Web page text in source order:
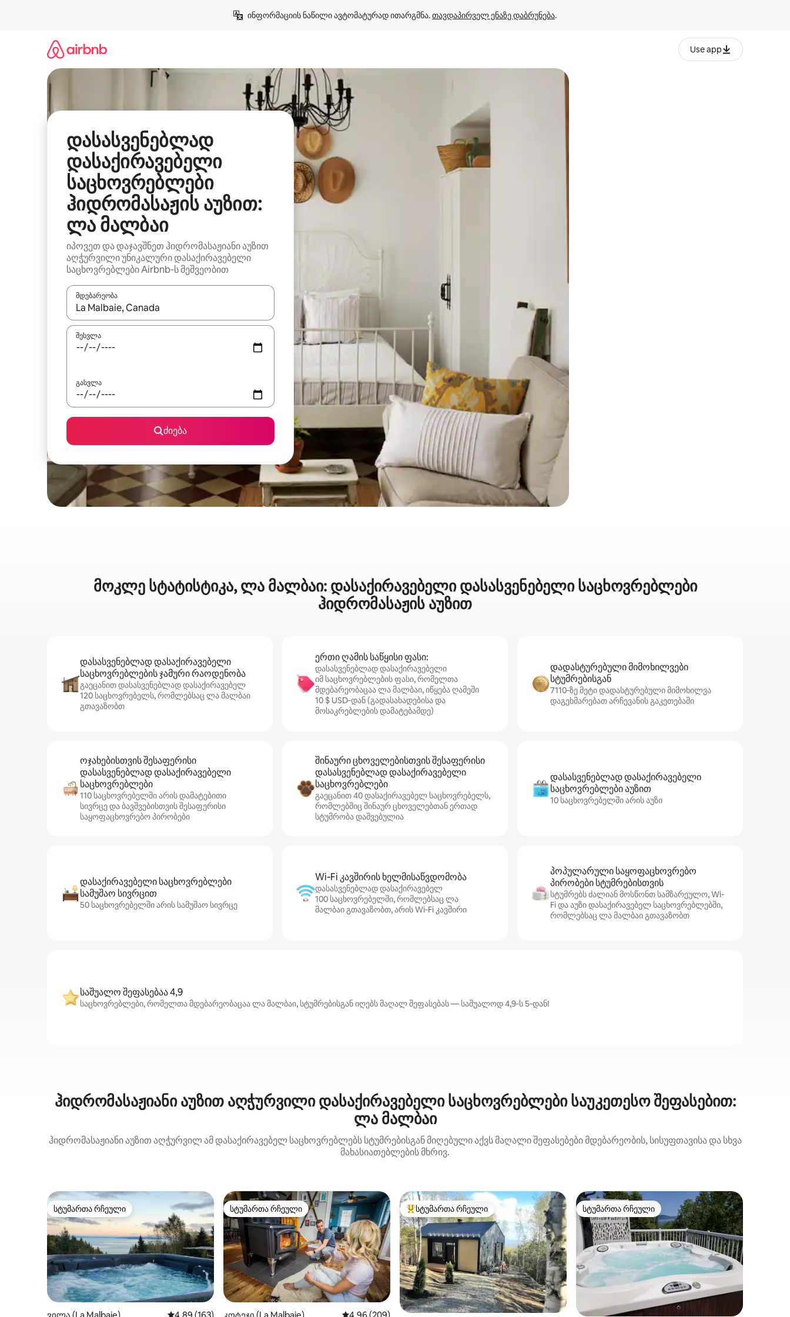
ინფორმაციის ნაწილი ავტომატურად ითარგმნა. თავდაპირველ ენაზე დაბრუნება.
Use app
დასასვენებლად
დასაქირავებელი
საცხოვრებლები
ჰიდრომასაჟის აუზით:
ლა მალბაი
იპოვეთ და დაჯავშნეთ ჰიდრომასაჟიანი აუზით
აღჭურვილი უნიკალური დასაქირავებელი
საცხოვრებლები Airbnb‑ს მეშვეობით
მდებარეობა
როცა შედეგები ხელმისაწვდომი გახდება, ნავიგაციისთვის გამოიყენეთ კლავიშები ზემოთ/ქვემოთ მიმართული ისრებით ან შეხებისა თუ თითის გასმის ჟესტები.
შესვლა
გასვლა
ძიება
მოკლე სტატისტიკა, ლა მალბაი: დასაქირავებელი დასასვენებელი საცხოვრებლები
ჰიდრომასაჟის აუზით
დასასვენებლად დასაქირავებელი
საცხოვრებლების ჯამური რაოდენობა
გაეცანით დასასვენებლად დასაქირავებელ
120 საცხოვრებელს, რომლებსაც ლა მალბაი
გთავაზობთ
ერთი ღამის საწყისი ფასი:
დასასვენებლად დასაქირავებელი
იმ საცხოვრებლების ფასი, რომელთა
მდებარეობაცაა ლა მალბაი, იწყება ღამეში
10 $ USD‑დან (გადასახადებისა და
მოსაკრებლების დამატებამდე)
დადასტურებული მიმოხილვები
სტუმრებისგან
7110‑ზე მეტი დადასტურებული მიმოხილვა
დაგეხმარებათ არჩევანის გაკეთებაში
ოჯახებისთვის შესაფერისი
დასასვენებლად დასაქირავებელი
საცხოვრებლები
110 საცხოვრებელში არის დამატებითი
სივრცე და ბავშვებისთვის შესაფერისი
საყოფაცხოვრებო პირობები
შინაური ცხოველებისთვის შესაფერისი
დასასვენებლად დასაქირავებელი
საცხოვრებლები
გაეცანით 40 დასაქირავებელ საცხოვრებელს,
რომლებშიც შინაურ ცხოველებთან ერთად
სტუმრობა დაშვებულია
დასასვენებლად დასაქირავებელი
საცხოვრებლები აუზით
10 საცხოვრებელში არის აუზი
დასაქირავებელი საცხოვრებლები
სამუშაო სივრცით
50 საცხოვრებელში არის სამუშაო სივრცე
Wi‑Fi კავშირის ხელმისაწვდომობა
დასასვენებლად დასაქირავებელ
100 საცხოვრებელში, რომლებსაც ლა
მალბაი გთავაზობთ, არის Wi‑Fi კავშირი
პოპულარული საყოფაცხოვრებო
პირობები სტუმრებისთვის
სტუმრებს ძალიან მოსწონთ სამზარეულო, Wi-
Fi და აუზი დასაქირავებელ საცხოვრებლებში,
რომლებსაც ლა მალბაი გთავაზობთ
საშუალო შეფასებაა 4,9
საცხოვრებლები, რომელთა მდებარეობაცაა ლა მალბაი, სტუმრებისგან იღებს მაღალ შეფასებას — საშუალოდ 4,9‑ს 5‑დან!
ჰიდრომასაჟიანი აუზით აღჭურვილი დასაქირავებელი საცხოვრებლები საუკეთესო შეფასებით:
ლა მალბაი
ჰიდრომასაჟიანი აუზით აღჭურვილ ამ დასაქირავებელ საცხოვრებლებს სტუმრებისგან მიღებული აქვს მაღალი შეფასებები მდებარეობის, სისუფთავისა და სხვა
მახასიათებლების მხრივ.
სტუმართა რჩეული
სტუმართა რჩეული სტუმართა რჩეული
სტუმართა რჩეული სტუმართა რჩეული მოწინავე ვარიანტი
სტუმართა რჩეული სტუმართა რჩეული
სტუმართა რჩეული